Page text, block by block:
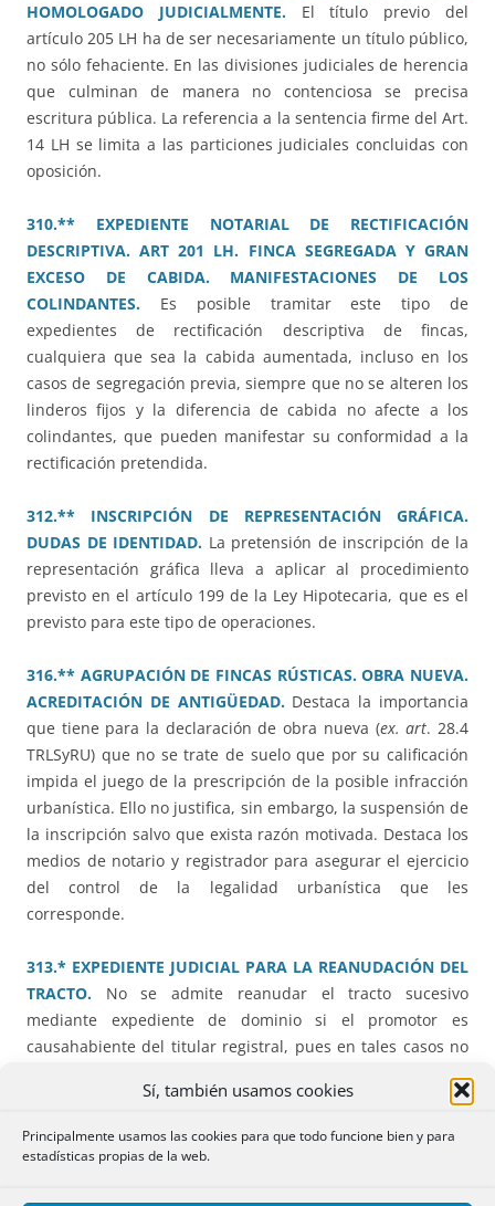
Sí, también usamos cookies
Principalmente usamos las cookies para que todo funcione bien y para
estadísticas propias de la web.
HOMOLOGADO JUDICIALMENTE.El título previo del
artículo 205 LH ha de ser necesariamente un título público,
no sólo fehaciente. En las divisiones judiciales de herencia
que culminan de manera no contenciosa se precisa
escritura pública. La referencia a la sentencia firme del Art.
14 LH se limita a las particiones judiciales concluidas con
oposición.
310.** EXPEDIENTE NOTARIAL DE RECTIFICACIÓN
DESCRIPTIVA. ART 201 LH. FINCA SEGREGADA Y GRAN
EXCESO DE CABIDA. MANIFESTACIONES DE LOS
COLINDANTES. Es posible tramitar este tipo de
expedientes de rectificación descriptiva de fincas,
cualquiera que sea la cabida aumentada, incluso en los
casos de segregación previa, siempre que no se alteren los
linderos fijos y la diferencia de cabida no afecte a los
colindantes, que pueden manifestar su conformidad a la
rectificación pretendida.
312.** INSCRIPCIÓN DE REPRESENTACIÓN GRÁFICA.
DUDAS DE IDENTIDAD. La pretensión de inscripción de la
representación gráfica lleva a aplicar al procedimiento
previsto en el artículo 199 de la Ley Hipotecaria, que es el
previsto para este tipo de operaciones.
316.** AGRUPACIÓN DE FINCAS RÚSTICAS. OBRA NUEVA.
ACREDITACIÓN DE ANTIGÜEDAD.Destaca la importancia
que tiene para la declaración de obra nueva (ex. art. 28.4
TRLSyRU) que no se trate de suelo que por su calificación
impida el juego de la prescripción de la posible infracción
urbanística. Ello no justifica, sin embargo, la suspensión de
la inscripción salvo que exista razón motivada. Destaca los
medios de notario y registrador para asegurar el ejercicio
del control de la legalidad urbanística que les
corresponde.
313.* EXPEDIENTE JUDICIAL PARA LA REANUDACIÓN DEL
TRACTO. No se admite reanudar el tracto sucesivo
mediante expediente de dominio si el promotor es
causahabiente del titular registral, pues en tales casos no
hay verdadero tracto interrumpido y lo procedente es
documentar y aportar el título de adquisición.
RESOLUCIONES MERCANTIL: